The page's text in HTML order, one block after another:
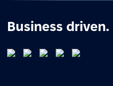
Business